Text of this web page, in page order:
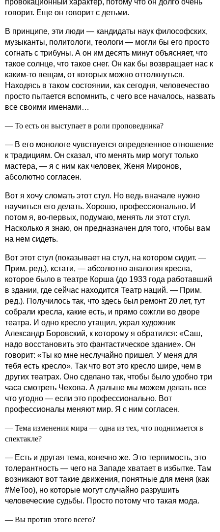
говорит. Еще он говорит с детьми.
В принципе, эти люди — кандидаты наук философских,
музыканты, политологи, теологи — могли бы его просто
согнать с трибуны. А он им десять минут объясняет, что
такое солнце, что такое снег. Он как бы возвращает нас к
каким‑то вещам, от которых можно оттолкнуться.
Находясь в таком состоянии, как сегодня, человечество
просто пытается вспомнить, с чего все началось, назвать
все своими именами…
— То есть он выступает в роли проповедника?
— В его монологе чувствуется определенное отношение
к традициям. Он сказал, что менять мир могут только
мастера, — я с ним как человек, Женя Миронов,
абсолютно согласен.
Вот я хочу сломать этот стул. Но ведь вначале нужно
научиться его делать. Хорошо, профессионально. И
потом я, во-первых, подумаю, менять ли этот стул.
Насколько я знаю, он предназначен для того, чтобы вам
на нем сидеть.
Вот этот стул (показывает на стул, на котором сидит. —
Прим. ред.), кстати, — абсолютно аналогия кресла,
которое было в театре Корша (до 1933 года работавший
в здании, где сейчас находится Театр наций. — Прим.
ред.). Получилось так, что здесь был ремонт 20 лет, тут
собрали кресла, какие есть, и прямо сожгли во дворе
театра. И одно кресло утащил, украл художник
Александр Боровский, к которому я обратился: «Саш,
надо восстановить это фантастическое здание». Он
говорит: «Ты ко мне неслучайно пришел. У меня для
тебя есть кресло». Так что вот это кресло шире, чем в
других театрах. Оно сделано так, чтобы было удобно три
часа смотреть Чехова. А дальше мы можем делать все
что угодно — если это профессионально. Вот
профессионалы меняют мир. Я с ним согласен.
— Тема изменения мира — одна из тех, что поднимается в
спектакле?
— Есть и другая тема, конечно же. Это терпимость, это
толерантность — чего на Западе хватает в избытке. Там
возникают вот такие движения, понятные для меня (как
#MeToo), но которые могут случайно разрушить
человеческие судьбы. Просто потому что такая мода.
— Вы против этого всего?